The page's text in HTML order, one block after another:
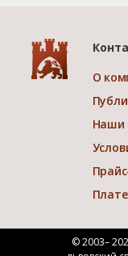
О
Наши
© 2003–